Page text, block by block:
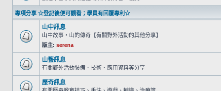
專項分享 ☆登記後便可觀看；學員有回覆專利☆
山中訊息
山中故事，山的傳奇【有關野外活動的其他分享】
版主: serena
山藝訊息
有關野外活動裝備、技術、應用資料等分享
歷奇訊息